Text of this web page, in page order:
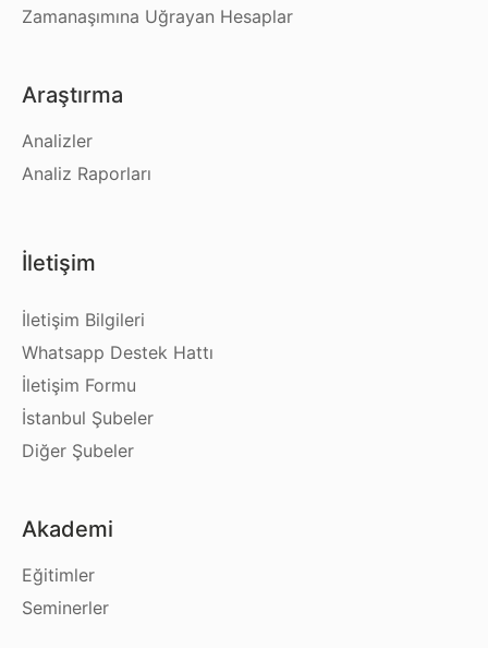
Zamanaşımına Uğrayan Hesaplar
Araştırma
Analizler
Analiz Raporları
İletişim
İletişim Bilgileri
Whatsapp Destek Hattı
İletişim Formu
İstanbul Şubeler
Diğer Şubeler
Akademi
Eğitimler
Seminerler